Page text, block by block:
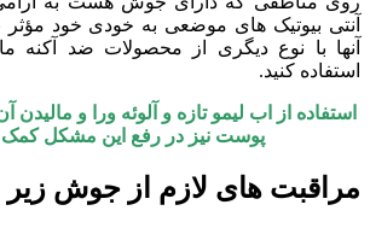
آنتی بیوتیک های موضعی به خودی خود مؤثر
آنها با نوع دیگری از محصولات ضد آکنه
استفاده کنید.
استفاده از اب لیمو تازه و آلوئه ورا و مالیدن
پوست نیز در رفع این مشکل
مراقبت های لازم از جوش